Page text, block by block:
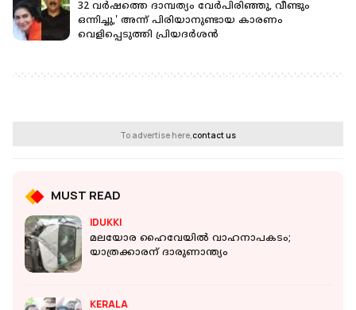
32 വർഷത്തെ ദാമ്പത്യം വേർപിരിഞ്ഞു, വീണ്ടും
ഒന്നിച്ചു,' അന്ന് പിരിയാനുണ്ടായ കാരണം
വെളിപ്പെടുത്തി പ്രിയദർശൻ
To advertise here,contact us
MUST READ
IDUKKI
മലയോര ഹൈവേയില്‍ വാഹനാപകടം;
യാത്രക്കാരന് ദാരുണാന്ത്യം
KERALA